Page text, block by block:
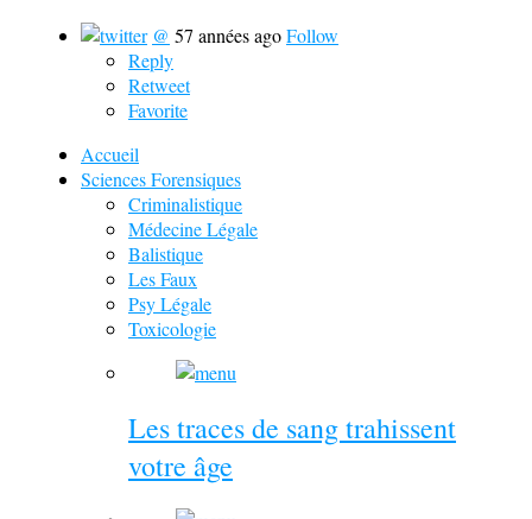
@ 57 années agoFollow
Reply
Retweet
Favorite
Accueil
Sciences Forensiques
Criminalistique
Médecine Légale
Balistique
Les Faux
Psy Légale
Toxicologie
Les traces de sang trahissent
votre âge